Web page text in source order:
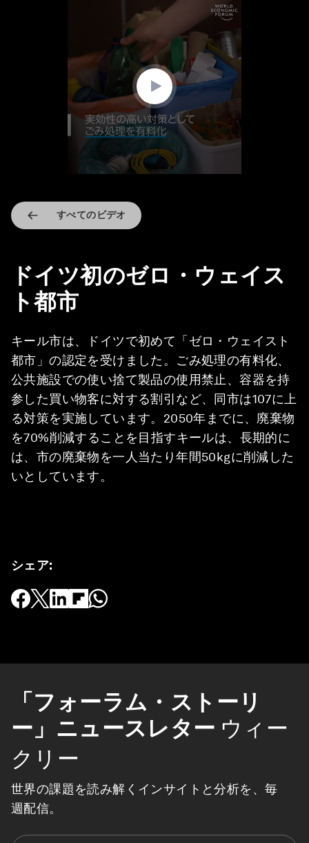
すべてのビデオ
ドイツ初のゼロ・ウェイス
ト都市
キール市は、ドイツで初めて「ゼロ・ウェイスト
都市」の認定を受けました。ごみ処理の有料化、
公共施設での使い捨て製品の使用禁止、容器を持
参した買い物客に対する割引など、同市は107に上
る対策を実施しています。2050年までに、廃棄物
を70%削減することを目指すキールは、長期的に
は、市の廃棄物を一人当たり年間50kgに削減した
いとしています。
シェア:
「フォーラム・ストーリ
ー」ニュースレター ウィー
クリー
世界の課題を読み解くインサイトと分析を、毎
週配信。